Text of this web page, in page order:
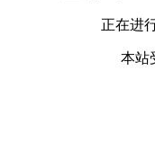
正在进
本站